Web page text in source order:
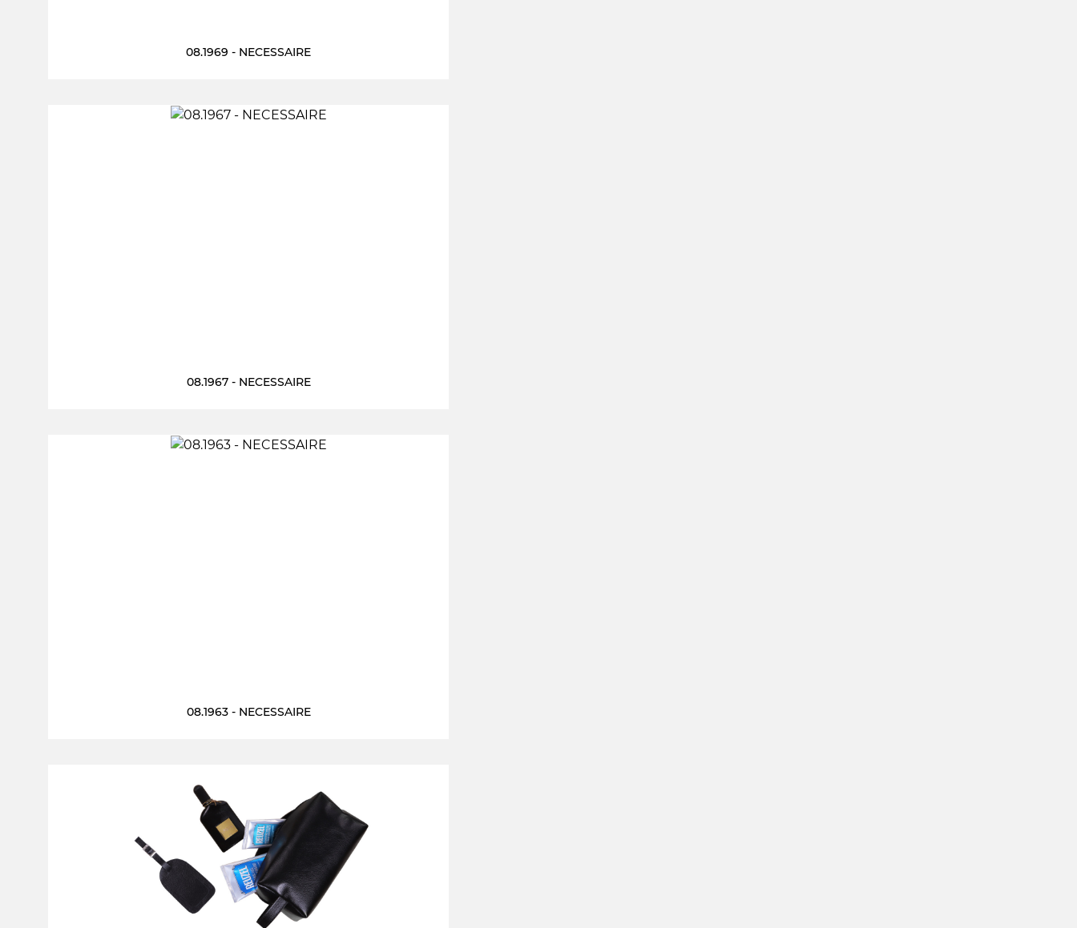
08.1969 - NECESSAIRE
08.1967 - NECESSAIRE
08.1963 - NECESSAIRE